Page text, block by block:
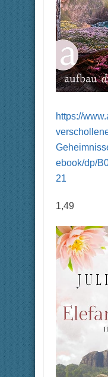
https://
ebook/dp/
21
1,49